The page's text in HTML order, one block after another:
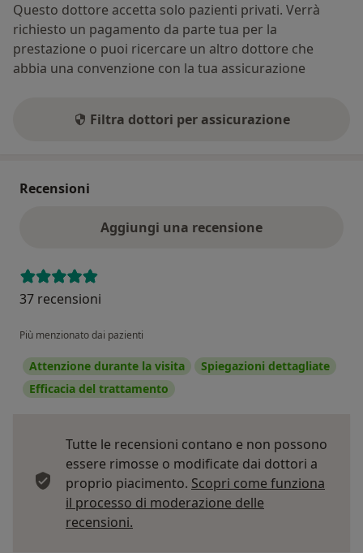
Questo dottore accetta solo pazienti privati. Verrà
richiesto un pagamento da parte tua per la
prestazione o puoi ricercare un altro dottore che
abbia una convenzione con la tua assicurazione
Filtra dottori per assicurazione
Recensioni
Aggiungi una recensione
37 recensioni
Più menzionato dai pazienti
Attenzione durante la visita
Spiegazioni dettagliate
Efficacia del trattamento
Tutte le recensioni contano e non possono
essere rimosse o modificate dai dottori a
proprio piacimento. Scopri come funziona
il processo di moderazione delle
recensioni.